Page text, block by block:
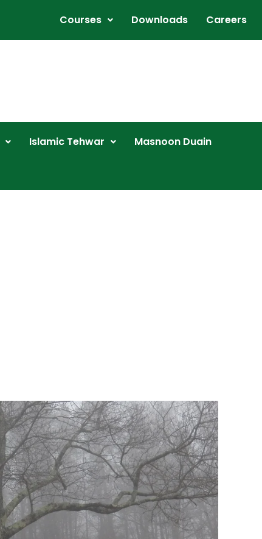
Courses Downloads Careers
Islamic Tehwar
Masnoon Duain